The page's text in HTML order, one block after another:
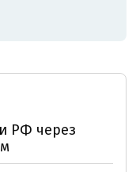
РФ через